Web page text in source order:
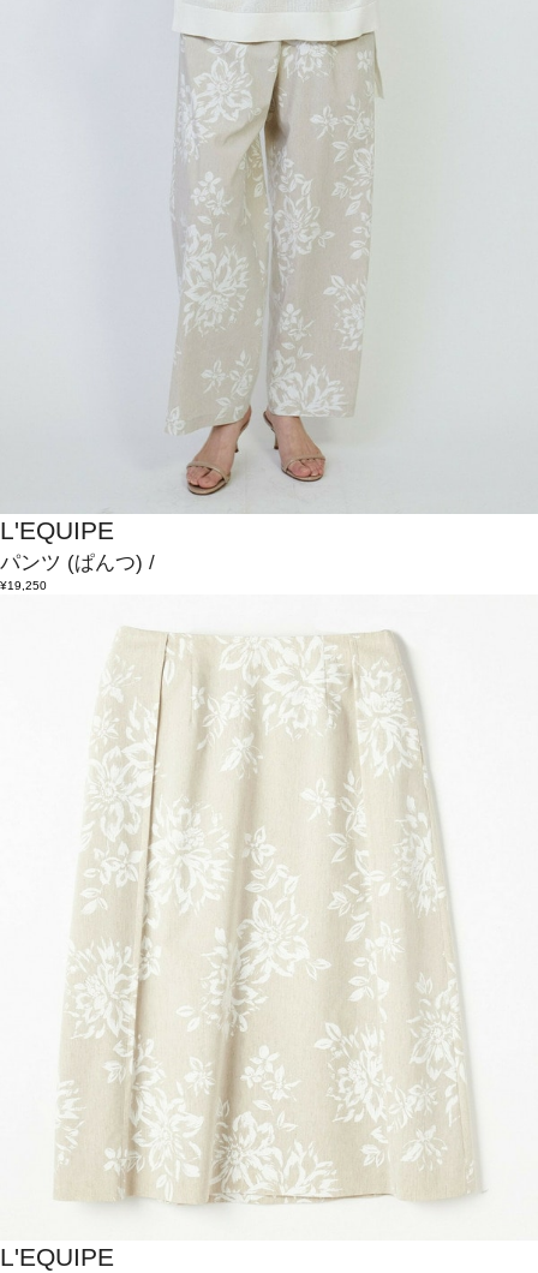
L'EQUIPE
パンツ (ぱんつ) /
¥19,250
L'EQUIPE